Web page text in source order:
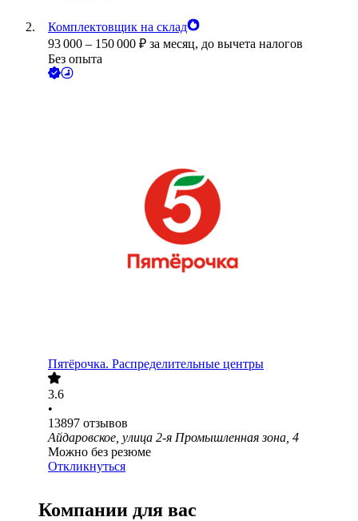
Комплектовщик на склад
93 000 – 150 000 ₽ за месяц, до вычета налогов
Без опыта
Пятёрочка. Распределительные центры
3.6
•
13897 отзывов
Айдаровское, улица 2-я Промышленная зона, 4
Можно без резюме
Откликнуться
Компании для вас